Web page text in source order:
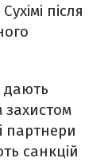
після
дають
захистом
партнери
санкцій